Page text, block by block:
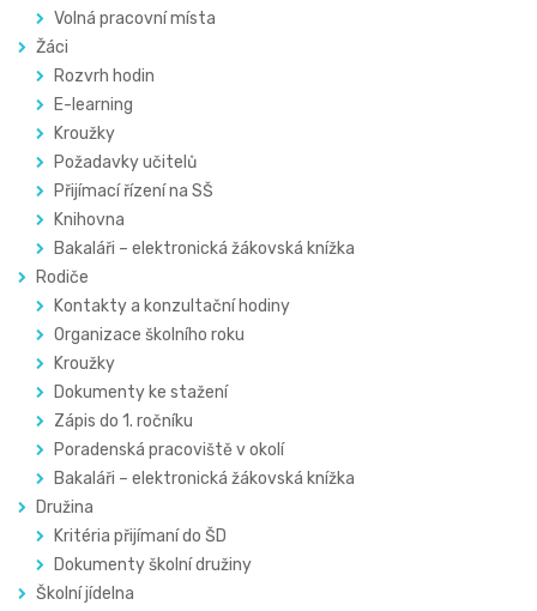
Volná pracovní místa
Žáci
Rozvrh hodin
E-learning
Kroužky
Požadavky učitelů
Přijímací řízení na SŠ
Knihovna
Bakaláři – elektronická žákovská knížka
Rodiče
Kontakty a konzultační hodiny
Organizace školního roku
Kroužky
Dokumenty ke stažení
Zápis do 1. ročníku
Poradenská pracoviště v okolí
Bakaláři – elektronická žákovská knížka
Družina
Kritéria přijímaní do ŠD
Dokumenty školní družiny
Školní jídelna